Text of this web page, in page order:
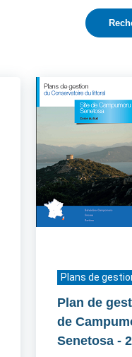
Plans de
Plan de
de
Senetosa -